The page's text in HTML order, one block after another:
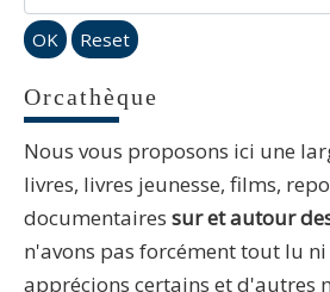
OK Reset
Orcathèque
Nous vous proposons ici une
livres, livres jeunesse, films,
documentaires sur et autour
n'avons pas forcément tout lu
apprécions certains et d'autres